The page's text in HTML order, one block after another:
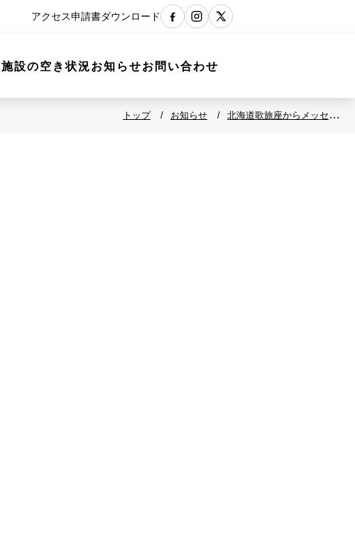
アクセス申請書ダウンロード
施設の空き状況お知らせお問い合わせ
トップ お知らせ
北海道歌旅座からメッセージ